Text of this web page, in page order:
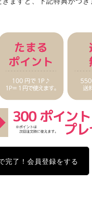
完了！会員登録をする